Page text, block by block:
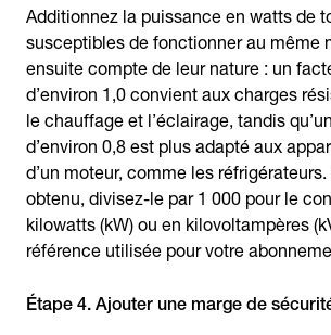
Additionnez la puissance en watts de
susceptibles de fonctionner au même
ensuite compte de leur nature : un
d’environ 1,0 convient aux charges
le chauffage et l’éclairage, tandis
d’environ 0,8 est plus adapté aux
d’un moteur, comme les
obtenu, divisez-le par 1 000 pour le
kilowatts (kW) ou en kilovoltampères
référence utilisée pour votre
Étape 4. Ajouter une marge de